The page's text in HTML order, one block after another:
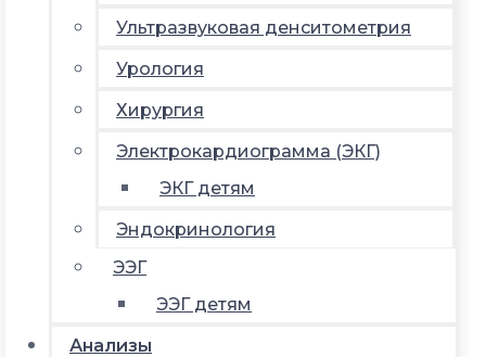
Ультразвуковая денситометрия
Урология
Хирургия
Электрокардиограмма (ЭКГ)
ЭКГ детям
Эндокринология
ЭЭГ
ЭЭГ детям
Анализы